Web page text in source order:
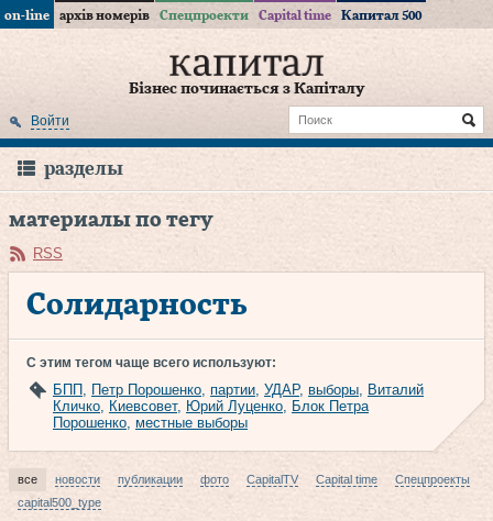
on-line архів номерів Спецпроекти Capital time Капитал 500
Бізнес починається з Капіталу
Войти
разделы
материалы по тегу
RSS
Солидарность
С этим тегом чаще всего используют:
БПП , Петр Порошенко, партии, УДАР, выборы, Виталий
Кличко, Киевсовет, Юрий Луценко, Блок Петра
Порошенко, местные выборы
все новости публикации фото CapitalTV Capital time
Спецпроекты
capital500_type